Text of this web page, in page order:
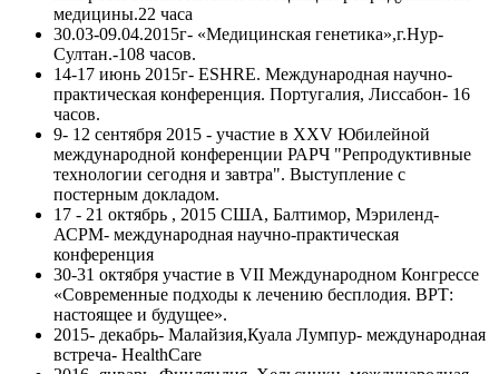
медицины.22 часа
30.03-09.04.2015г- «Медицинская генетика»,г.Нур-
Султан.-108 часов.
14-17 июнь 2015г- ESHRE. Международная научно-
практическая конференция. Португалия, Лиссабон- 16
часов.
9- 12 сентября 2015 - участие в XXV Юбилейной
международной конференции РАРЧ "Репродуктивные
технологии сегодня и завтра". Выступление с
постерным докладом.
17 - 21 октябрь , 2015 США, Балтимор, Мэриленд-
АСРМ- международная научно-практическая
конференция
30-31 октября участие в VII Международном Конгрессе
«Современные подходы к лечению бесплодия. ВРТ:
настоящее и будущее».
2015- декабрь- Малайзия,Куала Лумпур- международная
встреча- HealthCare